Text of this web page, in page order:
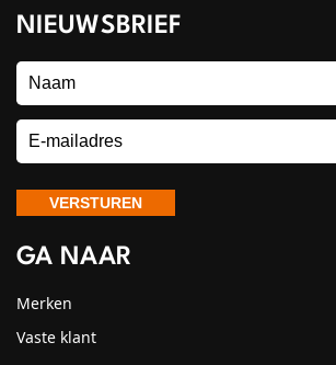
NIEUWSBRIEF
GA NAAR
Merken
Vaste klant